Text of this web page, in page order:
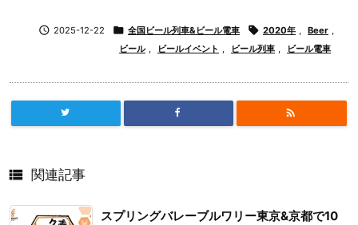
 2025-12-22  全国ビール列車&ビール電車  2020年 Beer
ビール
ビールイベント ビール列車 ビール電車

 関連記事
スプリングバレーブルワリー東京&京都で10